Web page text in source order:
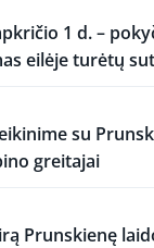
1 d. –
eilėje turėtų
su
greitajai
Prunskienę